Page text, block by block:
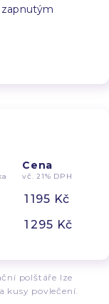
zapnutým
Cena
vč. 21% DPH
1 195 Kč
1 295 Kč
polštáře lze
kusy povlečení.